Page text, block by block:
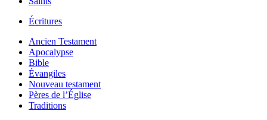
Écritures
Ancien Testament
Apocalypse
Bible
Évangiles
Nouveau testament
Pères de l’Église
Traditions